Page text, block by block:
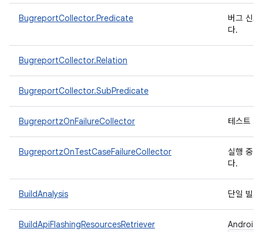
BugreportCollector.Predicate
버그 신
다.
BugreportCollector.Relation
BugreportCollector.SubPredicate
BugreportzOnFailureCollector 테스트
BugreportzOnTestCaseFailureCollector
실행 중
다.
BuildAnalysis 단일 빌
BuildApiFlashingResourcesRetriever Android